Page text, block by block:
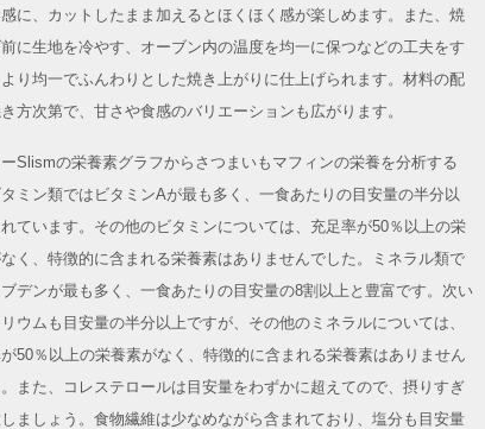
感に、カットしたまま加えるとほくほく感が楽しめます。また、焼
に生地を冷やす、オーブン内の温度を均一に保つなどの工夫をす
り均一でふんわりとした焼き上がりに仕上げられます。材料の配
方次第で、甘さや食感のバリエーションも広がります。
Slismの栄養素グラフからさつまいもマフィンの栄養を分析する
ミン類ではビタミンAが最も多く、一食あたりの目安量の半分以
ています。その他のビタミンについては、充足率が50％以上の栄
く、特徴的に含まれる栄養素はありませんでした。ミネラル類で
デンが最も多く、一食あたりの目安量の8割以上と豊富です。次い
ウムも目安量の半分以上ですが、その他のミネラルについては、
50％以上の栄養素がなく、特徴的に含まれる栄養素はありません
また、コレステロールは目安量をわずかに超えてので、摂りすぎ
ましょう。食物繊維は少なめながら含まれており、塩分も目安量